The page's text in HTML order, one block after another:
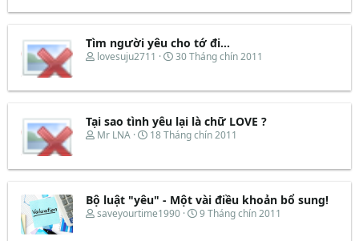
r
a
d
a
t
e
à
b
ắ
ầ
Tìm người yêu cho tớ đi…
T
e
d
s
r
e
r
lovesuju2711
N
y
ắ
t
u
30 Tháng chín 2011
Tại sao tình yêu lại là chữ LOVE ?
T
e
d
s
Mr LNA
N
y
ắ
t
18 Tháng chín 2011
Bộ luật "yêu" - Một vài điều khoản bổ sung!
T
saveyourtime1990
N
9 Tháng chín 2011